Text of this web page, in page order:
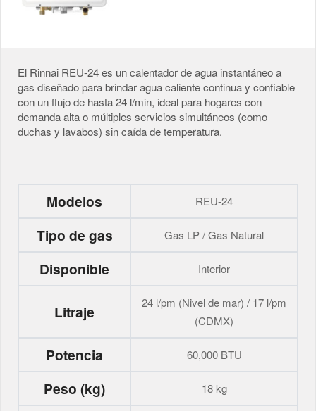
El Rinnai REU-24 es un calentador de agua instantáneo a
gas diseñado para brindar agua caliente continua y confiable
con un flujo de hasta 24 l/min, ideal para hogares con
demanda alta o múltiples servicios simultáneos (como
duchas y lavabos) sin caída de temperatura.
Modelos REU-24
Tipo de gas Gas LP / Gas Natural
Disponible Interior
Litraje
24 l/pm (Nivel de mar) / 17 l/pm
(CDMX)
Potencia 60,000 BTU
Peso (kg) 18 kg